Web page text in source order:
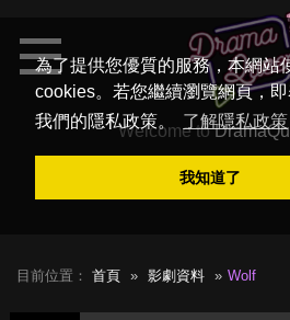
為了提供您優質的服務，本網站
cookies。若您繼續瀏覽網頁，
我們的隱私政策。
了解隱私政策
我知道了
Welcome to
目前位置： 首頁 影劇資料 Wolf